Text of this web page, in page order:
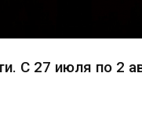
С 27 июля по 2